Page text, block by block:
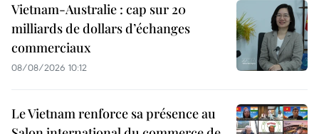
Vietnam-Australie : cap sur 20
milliards de dollars d’échanges
commerciaux
08/08/2026 10:12
Le Vietnam renforce sa présence au